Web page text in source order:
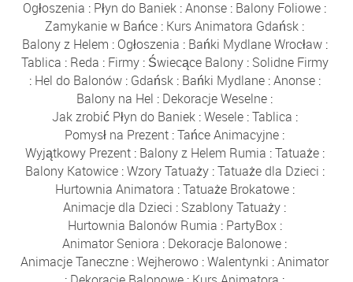
Ogłoszenia : Płyn do Baniek :Anonse : Balony Foliowe :
Zamykanie w Bańce : Kurs Animatora Gdańsk :
Balony z Helem : Ogłoszenia : Bańki Mydlane Wrocław:
Tablica : Reda : Firmy: Świecące Balony: Solidne Firmy
: Hel do Balonów: Gdańsk: Bańki Mydlane:Anonse:
Balony na Hel : Dekoracje Weselne :
Jak zrobić Płyn do Baniek:Wesele:Tablica :
Pomysł na Prezent :Tańce Animacyjne :
Wyjątkowy Prezent: Balony z Helem Rumia :Tatuaże:
Balony Katowice:Wzory Tatuaży:Tatuaże dla Dzieci :
Hurtownia Animatora :Tatuaże Brokatowe:
Animacje dla Dzieci : Szablony Tatuaży :
Hurtownia Balonów Rumia : PartyBox:
Animator Seniora : Dekoracje Balonowe :
Animacje Taneczne :Wejherowo :Walentynki :Animator